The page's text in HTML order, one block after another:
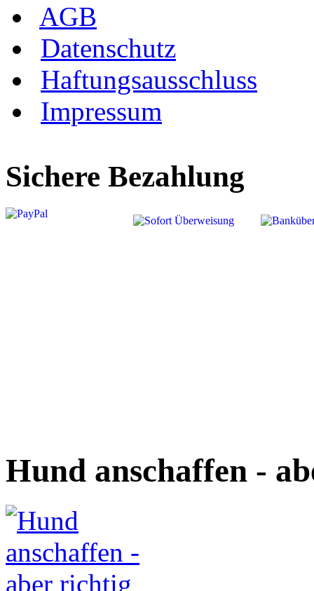
AGB
Datenschutz
Haftungsausschluss
Impressum
Sichere Bezahlung
Hund anschaffen -